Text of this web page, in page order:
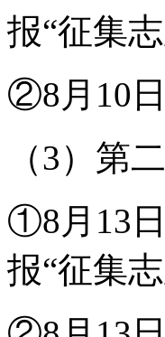
报“征集志
②8月10
（3）第
①8月13
报“征集志